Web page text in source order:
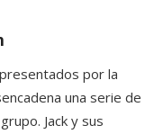
por la
una serie de
Jack y sus